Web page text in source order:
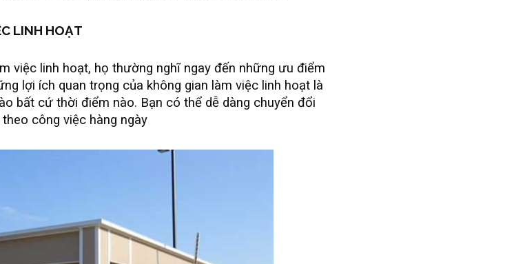
LINH HOẠT
việc linh hoạt, họ thường nghĩ ngay đến những ưu điểm
lợi ích quan trọng của không gian làm việc linh hoạt là
bất cứ thời điểm nào. Bạn có thể dễ dàng chuyển đổi
công việc hàng ngày